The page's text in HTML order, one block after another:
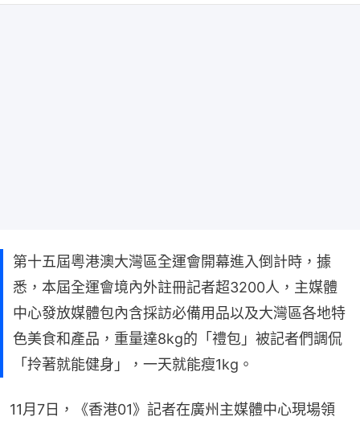
第十五屆粵港澳大灣區全運會開幕進入倒計時，據
悉，本屆全運會境內外註冊記者超3200人，主媒體
中心發放媒體包內含採訪必備用品以及大灣區各地特
色美食和產品，重量達8kg的「禮包」被記者們調侃
「拎著就能健身」，一天就能瘦1kg。
11月7日，《香港01》記者在廣州主媒體中心現場領